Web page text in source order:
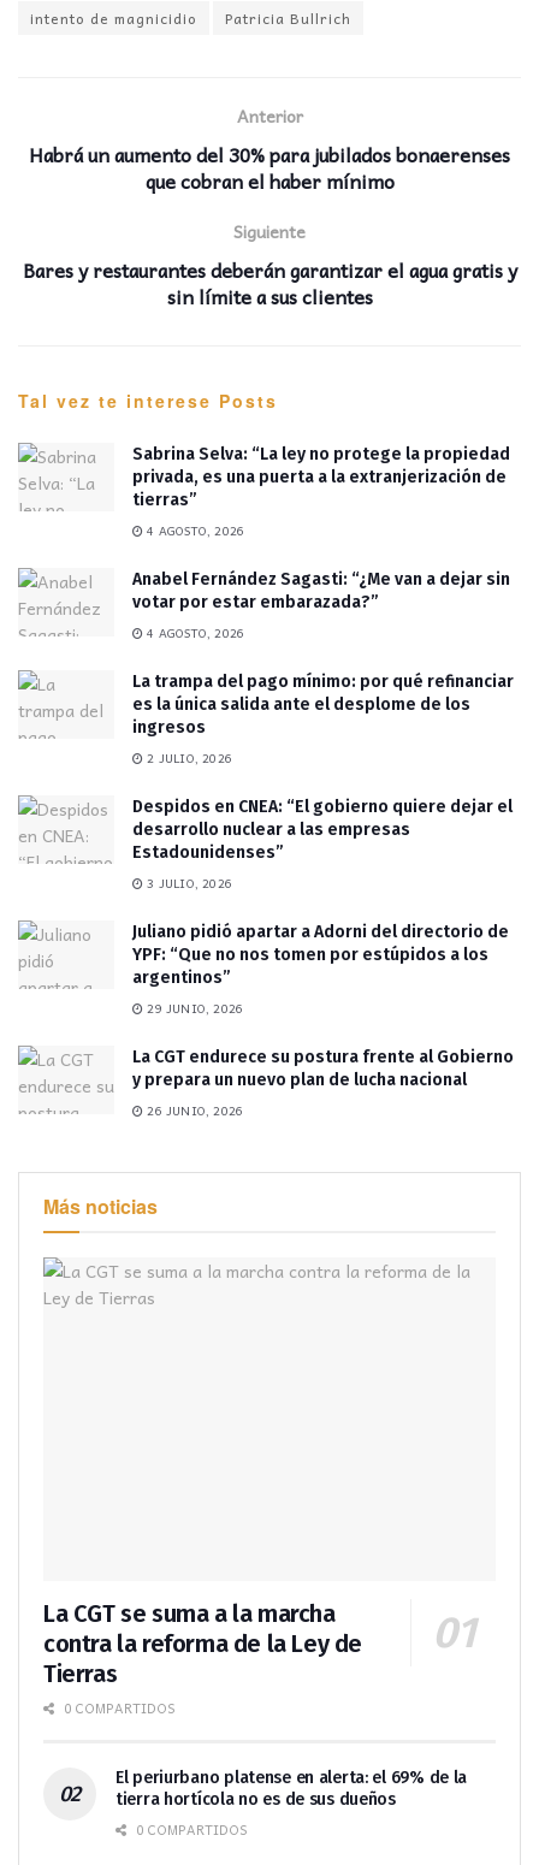
intento de magnicidio Patricia Bullrich
Anterior
Habrá un aumento del 30% para jubilados bonaerenses
que cobran el haber mínimo
Siguiente
Bares y restaurantes deberán garantizar el agua gratis y
sin límite a sus clientes
Tal vez te interese Posts
Sabrina Selva: “La ley no protege la propiedad
privada, es una puerta a la extranjerización de
tierras”
4 AGOSTO, 2026
Anabel Fernández Sagasti: “¿Me van a dejar sin
votar por estar embarazada?”
4 AGOSTO, 2026
La trampa del pago mínimo: por qué refinanciar
es la única salida ante el desplome de los
ingresos
2 JULIO, 2026
Despidos en CNEA: “El gobierno quiere dejar el
desarrollo nuclear a las empresas
Estadounidenses”
3 JULIO, 2026
Juliano pidió apartar a Adorni del directorio de
YPF: “Que no nos tomen por estúpidos a los
argentinos”
29 JUNIO, 2026
La CGT endurece su postura frente al Gobierno
y prepara un nuevo plan de lucha nacional
26 JUNIO, 2026
Más noticias
La CGT se suma a la marcha
contra la reforma de la Ley de
Tierras
0 COMPARTIDOS
El periurbano platense en alerta: el 69% de la
tierra hortícola no es de sus dueños
0 COMPARTIDOS